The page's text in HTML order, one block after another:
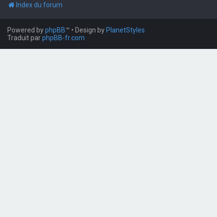
Index du forum
Powered byphpBB™ • Design by PlanetStyles
Traduit parphpBB-fr.com